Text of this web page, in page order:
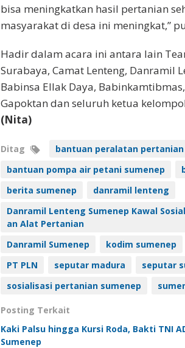
bisa meningkatkan hasil pertanian
masyarakat di desa ini meningkat,”
Hadir dalam acara ini antara lain
Surabaya, ‎Camat Lenteng, Danramil
‎Babinsa Ellak Daya,
Gapoktan dan seluruh ketua
(Nita)
Ditag
bantuan peralatan pertanian
bantuan pompa air petani sumenep
berita sumenep
danramil lenteng
Danramil Lenteng Sumenep Kawal
an Alat Pertanian
Danramil Sumenep
kodim sumenep
PT PLN
seputar madura
seputar
sosialisasi pertanian sumenep
Posting Terkait
Kaki Palsu hingga Kursi Roda, Bakti TNI
Sumenep